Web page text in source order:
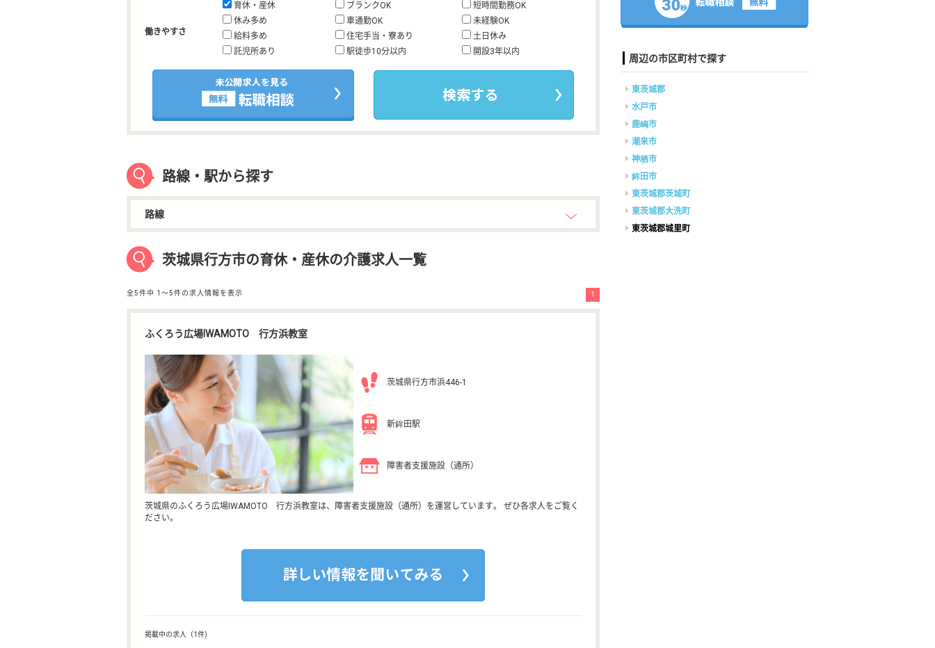
働きやすさ
育休・産休 ブランクOK
短時間勤務OK
休み多め
車通勤OK
未経験OK
給料多め
住宅手当・寮あり
土日休み
託児所あり
駅徒歩10分以内 開設3年以内
路線・駅から探す
路線
茨城県行方市の育休・産休の介護求人一覧
全5件中 1〜5件の求人情報を表示 1
ふくろう広場IWAMOTO 行方浜教室
茨城県行方市浜446-1
新鉾田駅
障害者支援施設（通所）
茨城県のふくろう広場IWAMOTO 行方浜教室は、障害者支援施設（通所）を運営しています。 ぜひ各求人をご覧く
ださい。
掲載中の求人（1件)
周辺の市区町村で探す
東茨城郡
水戸市
鹿嶋市
潮来市
神栖市
鉾田市
東茨城郡茨城町
東茨城郡大洗町
東茨城郡城里町